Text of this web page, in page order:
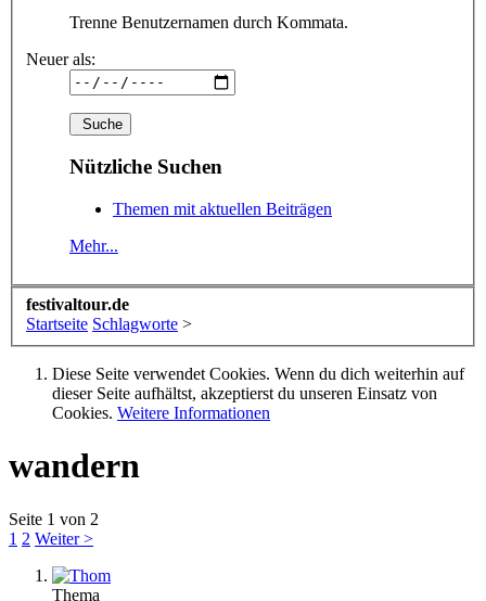
Trenne Benutzernamen durch Kommata.
Neuer als:
Nützliche Suchen
Themen mit aktuellen Beiträgen
Mehr...
festivaltour.de
Startseite Schlagworte >
Diese Seite verwendet Cookies. Wenn du dich weiterhin auf
dieser Seite aufhältst, akzeptierst du unseren Einsatz von
Cookies. Weitere Informationen
wandern
Seite 1 von 2
1 2 Weiter >
Thema